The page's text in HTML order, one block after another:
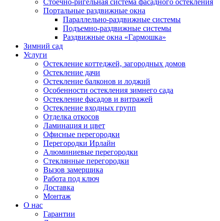
Стоечно-ригельная система фасадного остекления
Портальные раздвижные окна
Параллельно-раздвижные системы
Подъемно-раздвижные системы
Раздвижные окна «Гармошка»
Зимний сад
Услуги
Остекление коттеджей, загородных домов
Остекление дачи
Остекление балконов и лоджий
Особенности остекления зимнего сада
Остекление фасадов и витражей
Остекление входных групп
Отделка откосов
Ламинация и цвет
Офисные перегородки
Перегородки Ирлайн
Алюминиевые перегородки
Стеклянные перегородки
Вызов замерщика
Работа под ключ
Доставка
Монтаж
О нас
Гарантии